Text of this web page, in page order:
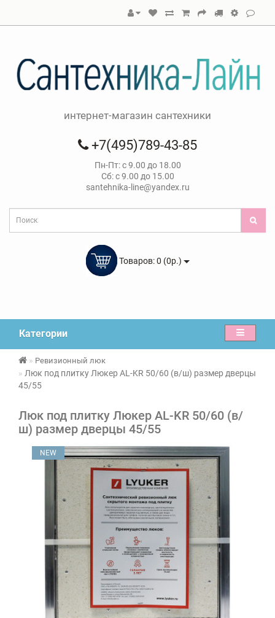
интернет-магазин сантехники
+7(495)789-43-85
Пн-Пт: с 9.00 до 18.00
Сб: с 9.00 до 15.00
santehnika-line@yandex.ru
Товаров: 0 (0р.)
Категории
Ревизионный люк
Люк под плитку Люкер AL-KR 50/60 (в/ш) размер дверцы
45/55
Люк под плитку Люкер AL-KR 50/60 (в/
ш) размер дверцы 45/55
NEW